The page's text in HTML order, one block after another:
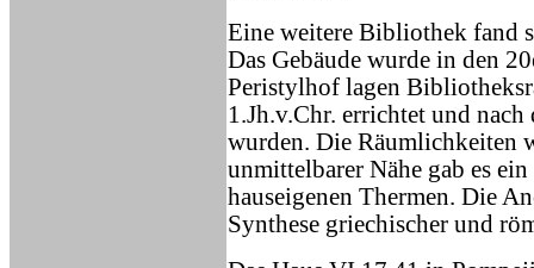
Eine weitere Bibliothek fand
Das Gebäude wurde in den
Peristylhof lagen
1.Jh.v.Chr. errichtet und
wurden. Die Räumlichkeiten
unmittelbarer Nähe gab es
hauseigenen Thermen. Die
Synthese griechischer und